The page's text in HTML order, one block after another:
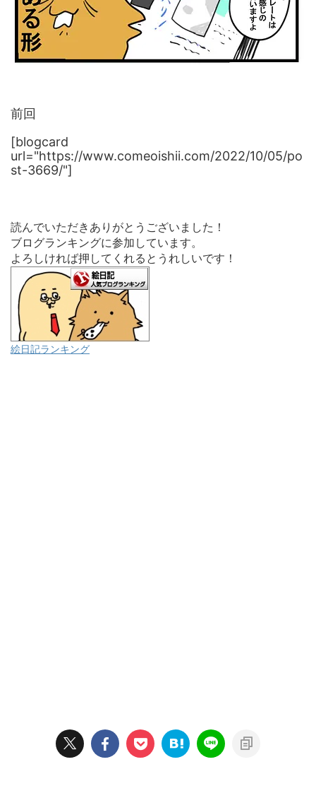
前回
[blogcard
url="https://www.comeoishii.com/2022/10/05/po
st-3669/"]
読んでいただきありがとうございました！
ブログランキングに参加しています。
よろしければ押してくれるとうれしいです！
絵日記ランキング